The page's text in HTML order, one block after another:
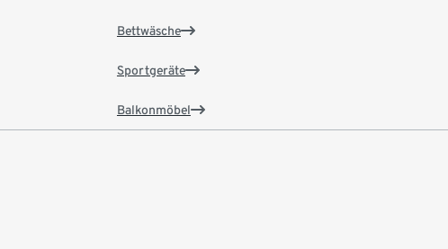
Bettwäsche
Sportgeräte
Balkonmöbel